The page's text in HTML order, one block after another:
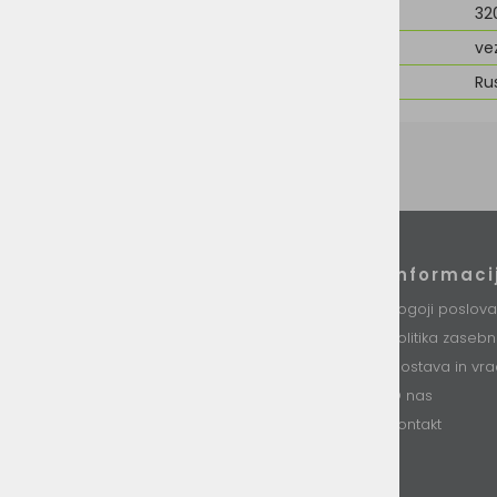
Pogoji
Politika
Dostava in
O nas
Kontakt